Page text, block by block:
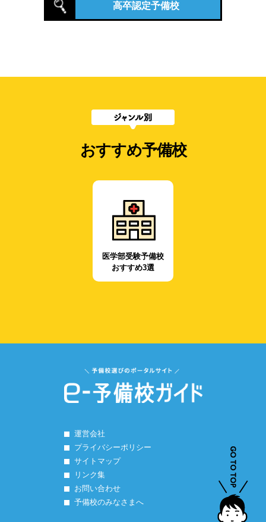
高卒認定予備校
おすすめ予備校
医学部受験予備校
おすすめ3選
運営会社
プライバシーポリシー
サイトマップ
リンク集
お問い合わせ
予備校のみなさまへ